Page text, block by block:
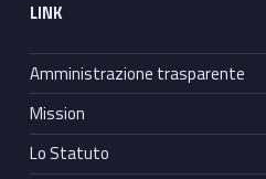
LINK
Amministrazione trasparente
Mission
Lo Statuto